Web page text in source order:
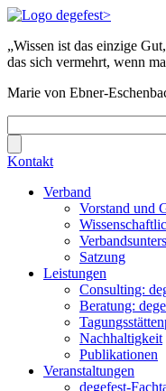
„Wissen ist das einzige Gut,
das sich vermehrt, wenn
Marie von Ebner-
Kontakt
Verband
Vorstand und
Satzung
Leistungen
Consulting:
Beratung:
Nachhaltigkeit
Publikationen
Veranstaltungen
degefest-